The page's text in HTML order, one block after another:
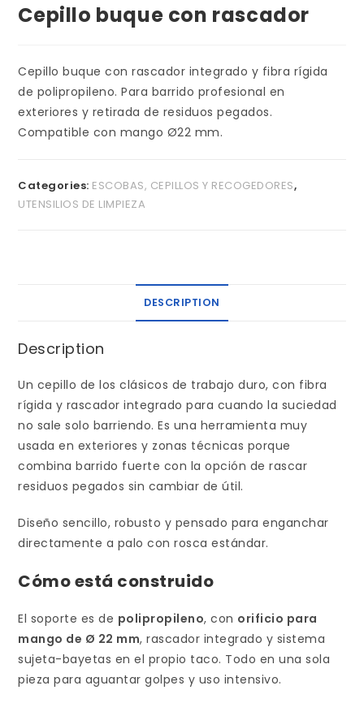
Cepillo buque con rascador
Cepillo buque con rascador integrado y fibra rígida
de polipropileno. Para barrido profesional en
exteriores y retirada de residuos pegados.
Compatible con mango Ø22 mm.
Categories: ESCOBAS, CEPILLOS Y RECOGEDORES,
UTENSILIOS DE LIMPIEZA
DESCRIPTION
Description
Un cepillo de los clásicos de trabajo duro, con fibra
rígida y rascador integrado para cuando la suciedad
no sale solo barriendo. Es una herramienta muy
usada en exteriores y zonas técnicas porque
combina barrido fuerte con la opción de rascar
residuos pegados sin cambiar de útil.
Diseño sencillo, robusto y pensado para enganchar
directamente a palo con rosca estándar.
Cómo está construido
El soporte es de polipropileno, con orificio para
mango de Ø 22 mm, rascador integrado y sistema
sujeta-bayetas en el propio taco. Todo en una sola
pieza para aguantar golpes y uso intensivo.